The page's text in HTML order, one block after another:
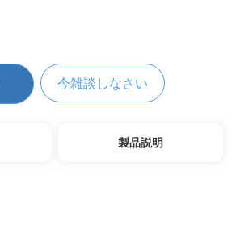
今雑談しなさい
製品説明